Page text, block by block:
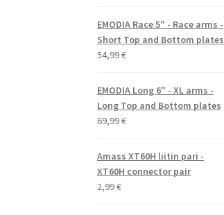
EMODIA Race 5" - Race arms -
Short Top and Bottom plates
54,99€
EMODIA Long 6" - XL arms -
Long Top and Bottom plates
69,99€
Amass XT60H liitin pari -
XT60H connector pair
2,99€